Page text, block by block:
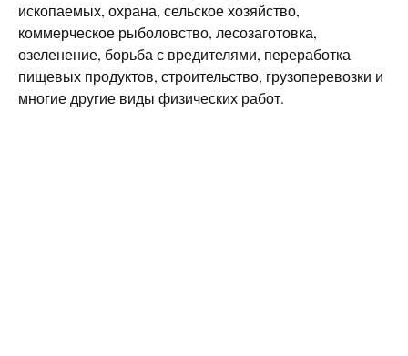
ископаемых, охрана, сельское хозяйство,
коммерческое рыболовство, лесозаготовка,
озеленение, борьба с вредителями, переработка
пищевых продуктов, строительство, грузоперевозки и
многие другие виды физических работ.